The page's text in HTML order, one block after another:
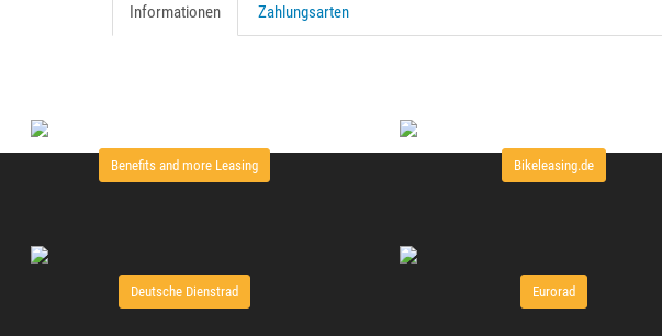
Informationen Zahlungsarten
Benefits and more Leasing Bikeleasing.de
Deutsche Dienstrad Eurorad